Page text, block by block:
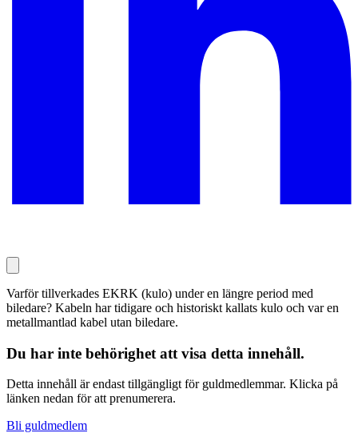
Varför tillverkades EKRK (kulo) under en längre period med
biledare? Kabeln har tidigare och historiskt kallats kulo och var en
metallmantlad kabel utan biledare.
Du har inte behörighet att visa detta innehåll.
Detta innehåll är endast tillgängligt för guldmedlemmar. Klicka på
länken nedan för att prenumerera.
Bli guldmedlem